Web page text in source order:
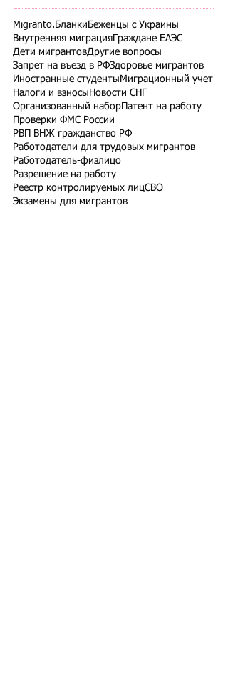
Migranto.Бланки Беженцы с Украины
Внутренняя миграция Граждане ЕАЭС
Дети мигрантовДругие вопросы
Запрет на въезд в РФЗдоровье мигрантов
Иностранные студенты Миграционный учет
Налоги и взносы Новости СНГ
Организованный набор Патент на работу
Проверки ФМС России
РВП ВНЖ гражданство РФ
Работодатели для трудовых мигрантов
Работодатель-физлицо
Разрешение на работу
Реестр контролируемых лицСВО
Экзамены для мигрантов